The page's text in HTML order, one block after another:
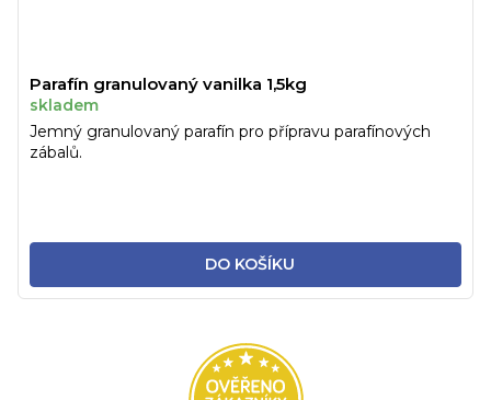
Parafín granulovaný vanilka 1,5kg
skladem
DO KOŠÍKU
Jemný granulovaný parafín pro přípravu parafínových
zábalů.